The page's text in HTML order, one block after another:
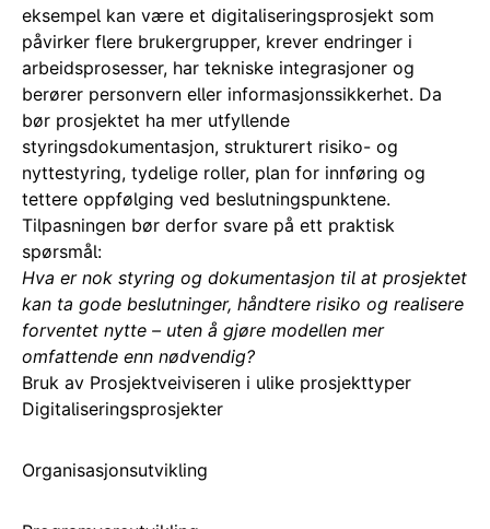
eksempel kan være et digitaliseringsprosjekt som
påvirker flere brukergrupper, krever endringer i
arbeidsprosesser, har tekniske integrasjoner og
berører personvern eller informasjonssikkerhet. Da
bør prosjektet ha mer utfyllende
styringsdokumentasjon, strukturert risiko- og
nyttestyring, tydelige roller, plan for innføring og
tettere oppfølging ved beslutningspunktene.
Tilpasningen bør derfor svare på ett praktisk
spørsmål:
Hva er nok styring og dokumentasjon til at prosjektet
kan ta gode beslutninger, håndtere risiko og realisere
forventet nytte – uten å gjøre modellen mer
omfattende enn nødvendig?
Bruk av Prosjektveiviseren i ulike prosjekttyper
Digitaliseringsprosjekter
Organisasjonsutvikling